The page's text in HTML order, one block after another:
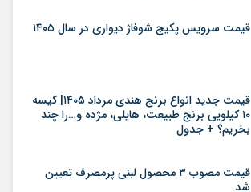
قیمت سرویس پکیج شوفاژ دیواری در سال ۱۴۰۵
قیمت جدید انواع برنج هندی مرداد ۱۴۰۵| کیسه
۱۰ کیلویی برنج طبیعت، هایلی، مژده و…را چند
بخریم؟ + جدول
قیمت مصوب ۳ محصول لبنی پرمصرف تعیین
شد